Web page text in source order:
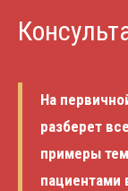
На
разберет
примеры
пациентами